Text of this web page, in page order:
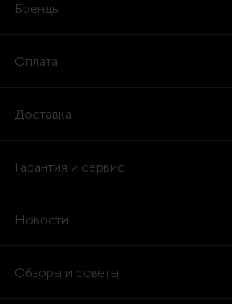
Бренды
Оплата
Доставка
Гарантия и сервис
Новости
Обзоры и советы